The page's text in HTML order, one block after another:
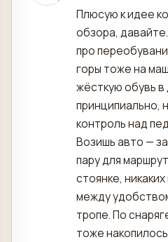
Плюсую к идее
обзора,
про
горы тоже на
жёсткую обувь
принципиально,
контроль над
Возишь авто —
пару для
стоянке,
между
тропе. По
тоже